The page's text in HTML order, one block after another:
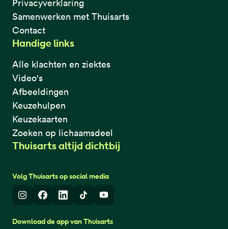
Privacyverklaring
Samenwerken met Thuisarts
Contact
Handige links
Alle klachten en ziektes
Video's
Afbeeldingen
Keuzehulpen
Keuzekaarten
Zoeken op lichaamsdeel
Thuisarts altijd dichtbij
Volg Thuisarts op social media
InstagramFacebook
LinkedInTikTokYoutube
Download de app van Thuisarts